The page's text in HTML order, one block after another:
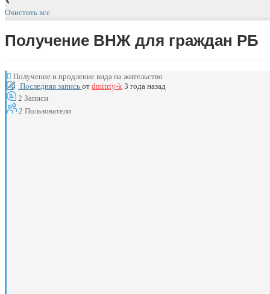
Очистить все
Получение ВНЖ для граждан РБ
Получение и продление вида на жительство
Последняя запись от dmitriy-k 3 года назад
2 Записи
2 Пользователи